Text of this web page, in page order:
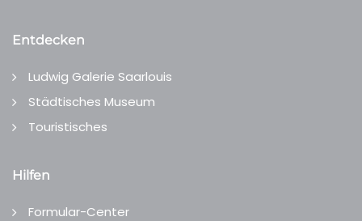
Entdecken
Ludwig Galerie Saarlouis
Städtisches Museum
Touristisches
Hilfen
Formular-Center